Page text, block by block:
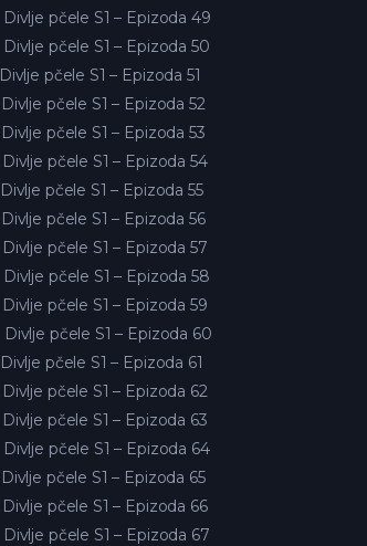
Divlje pčele S1 – Epizoda 49
Divlje pčele S1 – Epizoda 50
Divlje pčele S1 – Epizoda 51
Divlje pčele S1 – Epizoda 52
Divlje pčele S1 – Epizoda 53
Divlje pčele S1 – Epizoda 54
Divlje pčele S1 – Epizoda 55
Divlje pčele S1 – Epizoda 56
Divlje pčele S1 – Epizoda 57
Divlje pčele S1 – Epizoda 58
Divlje pčele S1 – Epizoda 59
Divlje pčele S1 – Epizoda 60
Divlje pčele S1 – Epizoda 61
Divlje pčele S1 – Epizoda 62
Divlje pčele S1 – Epizoda 63
Divlje pčele S1 – Epizoda 64
Divlje pčele S1 – Epizoda 65
Divlje pčele S1 – Epizoda 66
Divlje pčele S1 – Epizoda 67